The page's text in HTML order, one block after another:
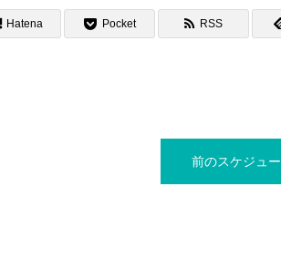
Hatena Pocket RSS
前のスケジュ